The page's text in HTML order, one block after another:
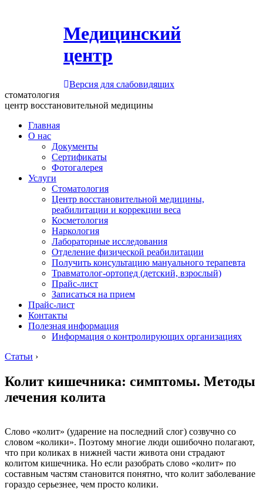
Медицинский
центр
Версия для слабовидящих
стоматология
центр восстановительной медицины
Главная
О нас
Документы
Сертификаты
Фотогалерея
Услуги
Стоматология
Центр восстановительной медицины,
реабилитации и коррекции веса
Косметология
Наркология
Лабораторные исследования
Отделение физической реабилитации
Получить консультацию мануального терапевта
Травматолог-ортопед (детский, взрослый)
Прайс-лист
Записаться на прием
Прайс-лист
Контакты
Полезная информация
Информация о контролирующих организациях
Статьи ›
Колит кишечника: симптомы. Методы
лечения колита
Слово «колит» (ударение на последний слог) созвучно со
словом «колики». Поэтому многие люди ошибочно полагают,
что при коликах в нижней части живота они страдают
колитом кишечника. Но если разобрать слово «колит» по
составным частям становится понятно, что колит заболевание
гораздо серьезнее, чем просто колики.